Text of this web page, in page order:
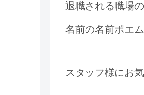
退職される職場
名前の名前ポエ
スタッフ様にお